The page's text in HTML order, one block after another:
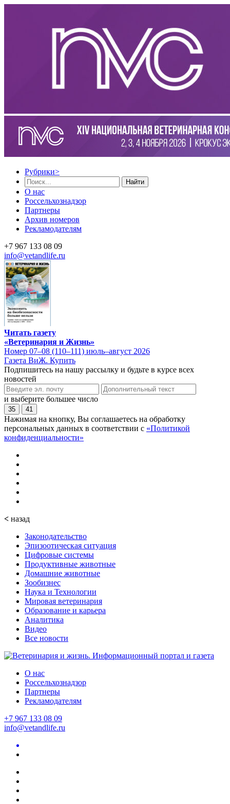
Рубрики>
Найти
О нас
Россельхознадзор
Партнеры
Архив номеров
Рекламодателям
+7 967 133 08 09
info@vetandlife.ru
Читать газету
«Ветеринария и Жизнь»
Номер 07–08 (110–111) июль–август 2026
Газета ВиЖ. Купить
Подпишитесь на нашу рассылку и будьте в курсе всех
новостей
и выберите большее число
35 41
Нажимая на кнопку, Вы соглашаетесь на обработку
персональных данных в соответствии с «Политикой
конфиденциальности»
< назад
Законодательство
Эпизоотическая ситуация
Цифровые системы
Продуктивные животные
Домашние животные
Зообизнес
Наука и Технологии
Мировая ветеринария
Образование и карьера
Аналитика
Видео
Все новости
О нас
Россельхознадзор
Партнеры
Рекламодателям
+7 967 133 08 09
info@vetandlife.ru